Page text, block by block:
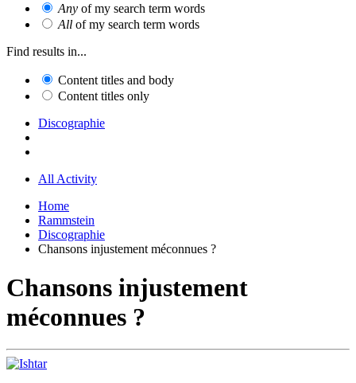
Any of my search term words
All of my search term words
Find results in...
Content titles and body
Content titles only
Discographie
All Activity
Home
Rammstein
Discographie
Chansons injustement méconnues ?
Chansons injustement
méconnues ?